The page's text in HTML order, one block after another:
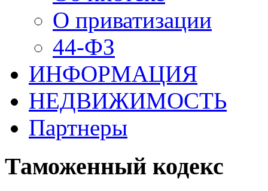
О приватизации
44-ФЗ
ИНФОРМАЦИЯ
НЕДВИЖИМОСТЬ
Партнеры
Таможенный кодекс